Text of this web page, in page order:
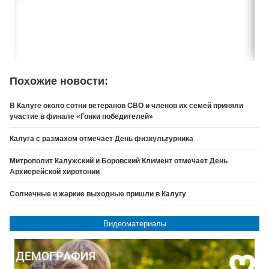
Похожие новости:
В Калуге около сотни ветеранов СВО и членов их семей приняли
участие в финале «Гонки победителей»
Калуга с размахом отмечает День физкультурника
Митрополит Калужский и Боровский Климент отмечает День
Архиерейской хиротонии
Солнечные и жаркие выходные пришли в Калугу
Видеоматериалы